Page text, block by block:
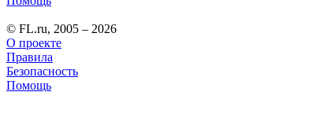
© FL.ru, 2005 – 2026
О проекте
Правила
Безопасность
Помощь